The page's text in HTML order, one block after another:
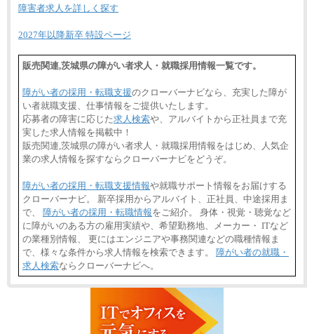
障害者求人を詳しく探す
2027年以降新卒 特設ページ
販売関連,茨城県の障がい者求人・就職採用情報一覧です。
障がい者の採用・転職支援のクローバーナビなら、充実した障が
い者就職支援、仕事情報をご提供いたします。
応募者の障害に応じた求人検索や、アルバイトから正社員まで充
実した求人情報を掲載中！
販売関連,茨城県の障がい者求人・就職採用情報をはじめ、人気企
業の求人情報を探すならクローバーナビをどうぞ。
障がい者の採用・転職支援情報や就職サポート情報をお届けする
クローバーナビ。 新卒採用からアルバイト、正社員、中途採用ま
で、 障がい者の採用・転職情報をご紹介。 身体・視覚・聴覚など
に障がいのある方の雇用実績や、希望勤務地、メーカー・ ITなど
の業種別情報、 更にはエンジニアや事務関連などの職種情報ま
で、様々な条件から求人情報を検索できます。 障がい者の就職・
求人検索ならクローバーナビへ。